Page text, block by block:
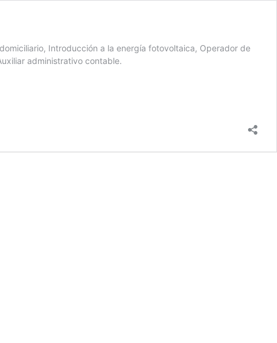
Introducción a la energía fotovoltaica, Operador de
administrativo contable.